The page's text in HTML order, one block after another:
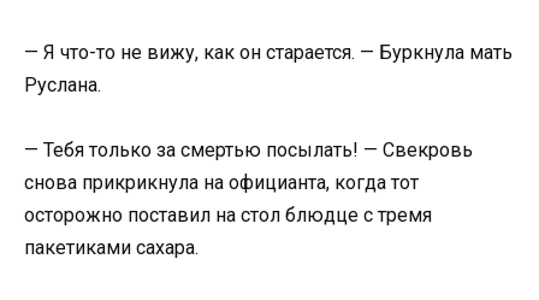
— Я что-то не вижу, как он старается. — Буркнула мать
Руслана.
— Тебя только за смертью посылать! — Свекровь
снова прикрикнула на официанта, когда тот
осторожно поставил на стол блюдце с тремя
пакетиками сахара.